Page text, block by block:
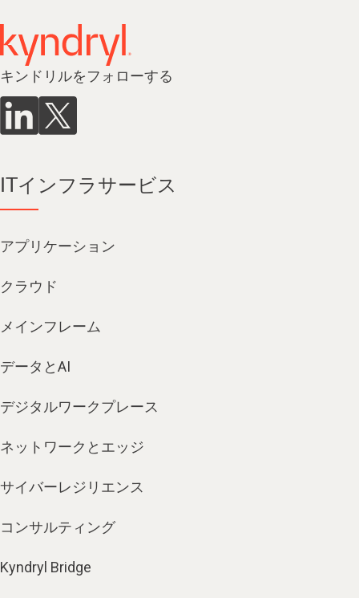
キンドリルをフォローする
ITインフラサービス
アプリケーション
クラウド
メインフレーム
データとAI
デジタルワークプレース
ネットワークとエッジ
サイバーレジリエンス
コンサルティング
Kyndryl Bridge